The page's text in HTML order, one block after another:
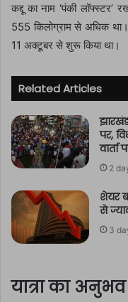
कद्दू का नाम ‘पंकी
555 किलोग्राम से अधिक
11 अक्टूबर से शुरू किया था।
Related Articles
पर,
वार्ता
2
शेयर
से
3
यात्रा का अनुभव